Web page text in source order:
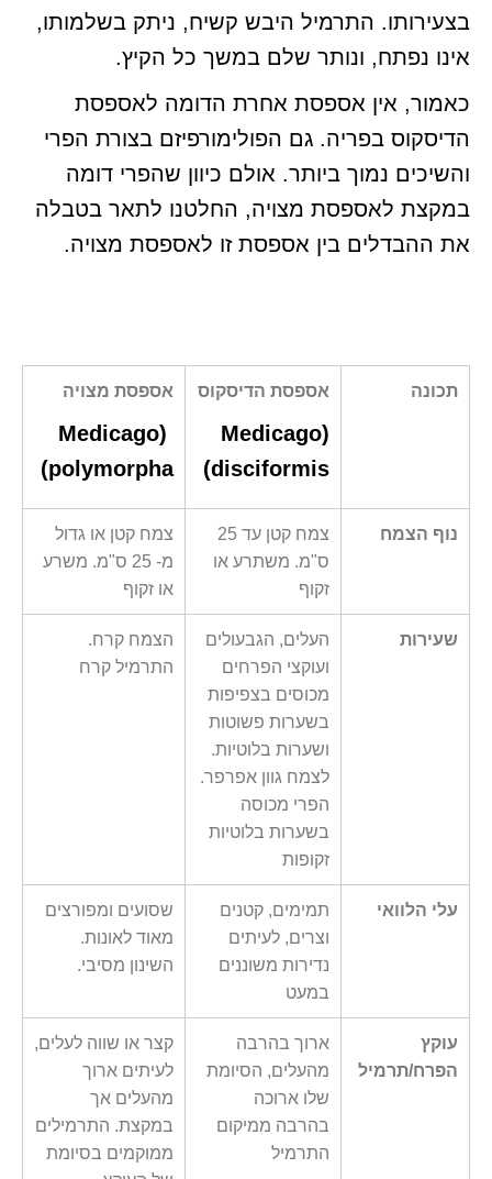
בצעירותו. התרמיל היבש קשיח, ניתק בשלמותו,
אינו נפתח, ונותר שלם במשך כל הקיץ.
כאמור, אין אספסת אחרת הדומה לאספסת
הדיסקוס בפריה. גם הפולימורפיזם בצורת הפרי
והשיכים נמוך ביותר. אולם כיוון שהפרי דומה
במקצת לאספסת מצויה, החלטנו לתאר בטבלה
את ההבדלים בין אספסת זו לאספסת מצויה.
תכונה אספסת הדיסקוס
(
Medicago
disciformis
)
אספסת מצויה
(
Medicago
polymorpha
)
נוף הצמח
צמח קטן עד 25
ס"מ. משתרע או
זקוף
צמח קטן או גדול
מ- 25 ס"מ. משרע
או זקוף
שעירות
העלים, הגבעולים
ועוקצי הפרחים
מכוסים בצפיפות
בשערות פשוטות
ושערות בלוטיות.
לצמח גוון אפרפר.
הפרי מכוסה
בשערות בלוטיות
זקופות
הצמח קרח.
התרמיל קרח
עלי הלוואי
תמימים, קטנים
וצרים, לעיתים
נדירות משוננים
במעט
שסועים ומפורצים
מאוד לאונות.
השינון מסיבי.
עוקץ
הפרח/תרמיל
ארוך בהרבה
מהעלים, הסיומת
שלו ארוכה
בהרבה ממיקום
התרמיל
קצר או שווה לעלים,
לעיתים ארוך
מהעלים אך
במקצת. התרמילים
ממוקמים בסיומת